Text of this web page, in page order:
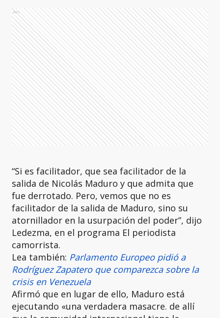
Ads
“Si es facilitador, que sea facilitador de la
salida de Nicolás Maduro y que admita que
fue derrotado. Pero, vemos que no es
facilitador de la salida de Maduro, sino su
atornillador en la usurpación del poder”, dijo
Ledezma, en el programa El periodista
camorrista.
Lea también: Parlamento Europeo pidió a
Rodríguez Zapatero que comparezca sobre la
crisis en Venezuela
Afirmó que en lugar de ello, Maduro está
ejecutando «una verdadera masacre. de allí